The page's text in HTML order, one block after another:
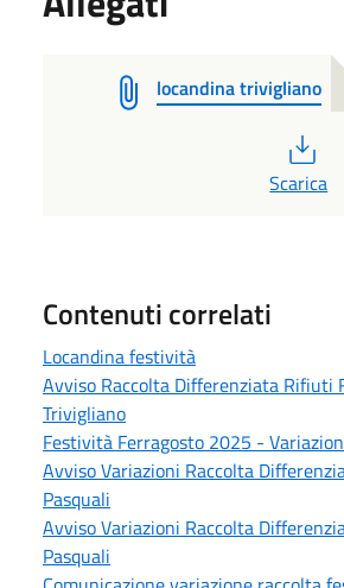
locandina trivigliano
Scarica
Contenuti correlati
Locandina festività
Avviso Raccolta Differenziata Rifiuti
Trivigliano
Festività Ferragosto 2025 -
Avviso Variazioni Raccolta
Pasquali
Avviso Variazioni Raccolta
Pasquali